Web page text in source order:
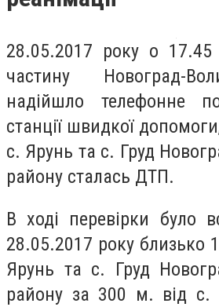
28.05.2017 року о
частину Новоград-
надійшло телефонне
станції швидкої
с. Ярунь та с. Груд
району сталась ДТП.
В ході перевірки було
28.05.2017 року близько
Ярунь та с. Груд
району за 300 м. від с.